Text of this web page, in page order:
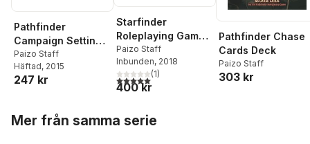
Pathfinder
Campaign Setting:
Giantslayer Poster
Map Folio
Paizo Staff
Häftad, 2015
247 kr
Starfinder
Roleplaying Game:
Alien Archive 2
Paizo Staff
Inbunden, 2018
5,0utav 5 stjärnor. Totalt antal röster:
(1)
400 kr
Pathfinder Chase
Cards Deck
Paizo Staff
303 kr
Mer från samma serie